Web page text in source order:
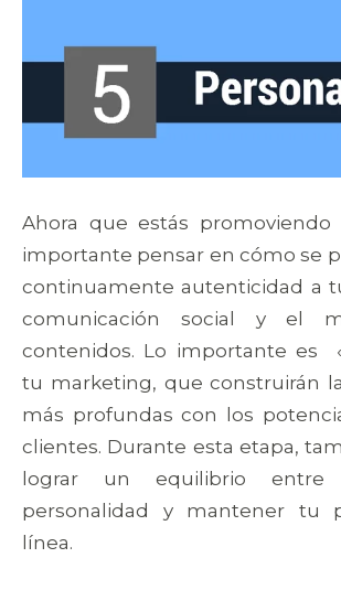
Ahora que estás
importante pensar en cómo se
continuamente autenticidad a
comunicación social y el
contenidos. Lo importante es
tu marketing, que construirán
más profundas con los
clientes. Durante esta etapa,
lograr un equilibrio entre
personalidad y mantener tu
línea.